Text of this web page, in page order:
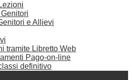
e Allievi
tramite Libretto Web
Pago-on-line
definitivo